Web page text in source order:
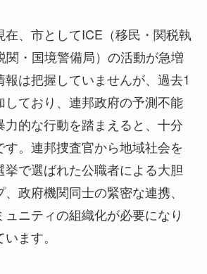
在、市としてICE（移民・関税執
関・国境警備局）の活動が急増
報は把握していませんが、過去1
しており、連邦政府の予測不能
力的な行動を踏まえると、十分
す。連邦捜査官から地域社会を
で選ばれた公職者による大胆
政府機関同士の緊密な連携、
ニティの組織化が必要になり
ます。